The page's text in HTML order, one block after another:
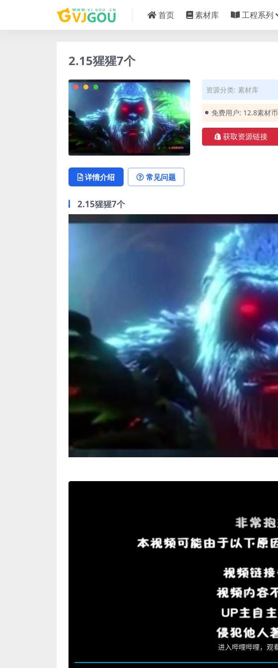
首页 素材库 工程系列
2.15猩猩7个
资源分类: 素材库
免费用户: 12.8素材币
获取资源链接
详情介绍 常见问题
2.15猩猩7个